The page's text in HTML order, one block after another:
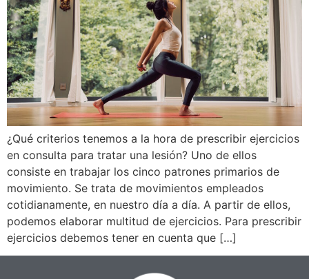
¿Qué criterios tenemos a la hora de prescribir ejercicios
en consulta para tratar una lesión? Uno de ellos
consiste en trabajar los cinco patrones primarios de
movimiento. Se trata de movimientos empleados
cotidianamente, en nuestro día a día. A partir de ellos,
podemos elaborar multitud de ejercicios. Para prescribir
ejercicios debemos tener en cuenta que […]